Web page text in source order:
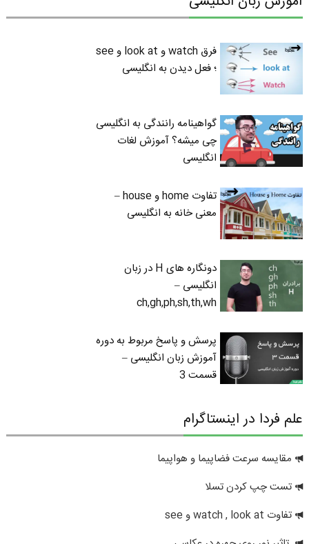
فرق watch و look at و see
؛ فعل دیدن به انگلیسی
گواهینامه رانندگی به انگلیسی
چی میشه؟ آموزش لغات
انگلیسی
تفاوت home و house –
معنی خانه به انگلیسی
دونگاره های H در زبان
انگلیسی –
ch,gh,ph,sh,th,wh
پرسش و پاسخ مربوط به دوره
آموزش زبان انگلیسی –
قسمت 3
علم فردا در اینستاگرام
مقایسه سرعت فضاپیما و هواپیما
تست چپ کردن تسلا
تفاوت watch , look at و see